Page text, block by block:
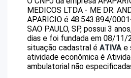
MEDICOS LTDA - ME DR.
APARICIO é 48.543.894/
SAO PAULO, SP, possui 3
dias e foi fundada em 08/11/
situação cadastral é ATIVA e
atividade econômica é
ambulatorial não